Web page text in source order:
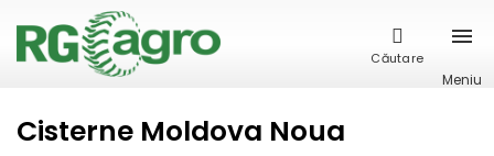
Căutare
Meniu
Cisterne Moldova Noua